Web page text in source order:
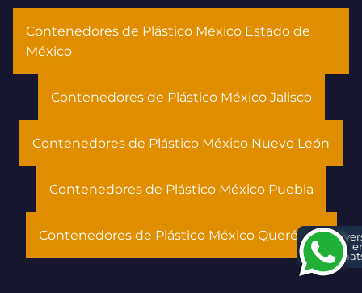
Contenedores de Plástico México Estado de
México
Contenedores de Plástico México Jalisco
Contenedores de Plástico México Nuevo León
Contenedores de Plástico México Puebla
Contenedores de Plástico México Querétaro